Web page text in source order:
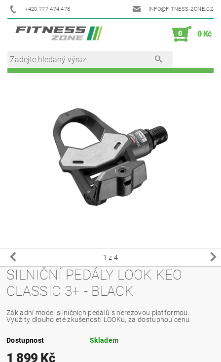
+420 777 474 478 INFO@FITNESS-ZONE.CZ
0 0 Kč
1 z 4
SILNIČNÍ PEDÁLY LOOK KEO
CLASSIC 3+ - BLACK
Základní model silničních pedálů s nerezovou platformou.
Využity dlouholeté zkušenosti LOOKu, za dostupnou cenu.
Dostupnost Skladem
1 899 Kč